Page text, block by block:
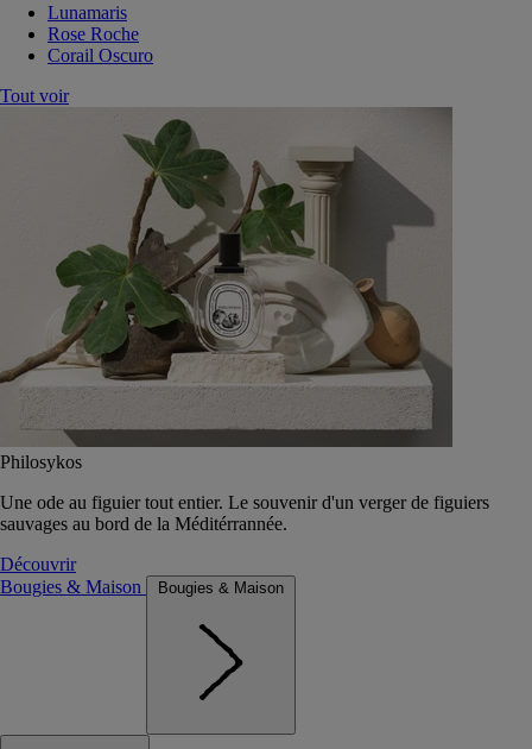
Lunamaris
Rose Roche
Corail Oscuro
Tout voir
Philosykos
Une ode au figuier tout entier. Le souvenir d'un verger de figuiers
sauvages au bord de la Méditérrannée.
Découvrir
Bougies & Maison
Bougies & Maison